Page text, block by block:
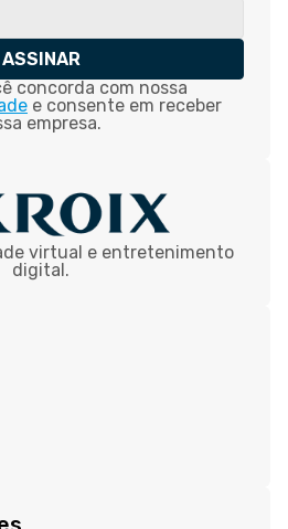
ASSINAR
concorda com nossa
e consente em receber
empresa.
virtual e entretenimento
digital.